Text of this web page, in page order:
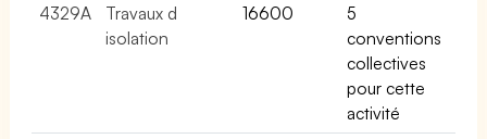
4329A
Travaux d
isolation
16600
5
conventions
collectives
pour cette
activité